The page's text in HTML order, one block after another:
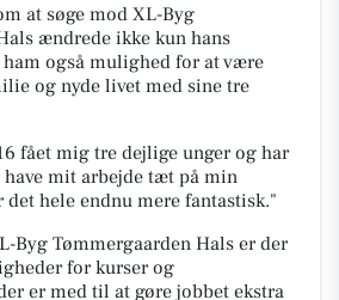
at søge mod XL-Byg
ændrede ikke kun hans
også mulighed for at være
og nyde livet med sine tre
fået mig tre dejlige unger og har
mit arbejde tæt på min
hele endnu mere fantastisk."
Byg Tømmergaarden Hals er der
for kurser og
er med til at gøre jobbet ekstra